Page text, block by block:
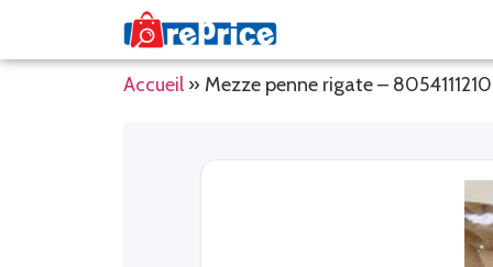
Accueil » Mezze penne rigate –